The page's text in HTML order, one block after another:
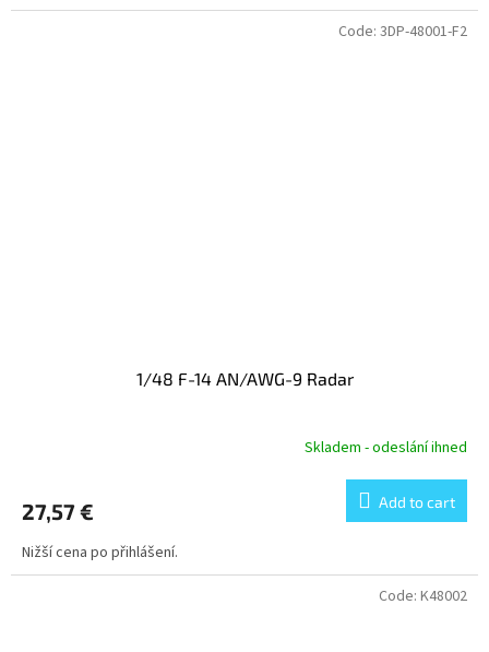
1/48 F-14 AN/AWG-9 Radar
Skladem - odeslání ihned
27,57 € Add to cart
Nižší cena po přihlášení.
Code: 3DP-48001-F2
Code: K48002